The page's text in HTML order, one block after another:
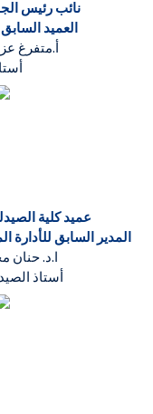
نائب رئيس
العميد
أ.متفرغ
عميد كلية
المدير السابق للأدارة
ا.د.
أستاذ